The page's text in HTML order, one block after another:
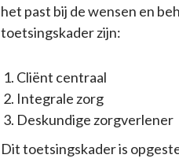
het past bij de wensen en
toetsingskader zijn:
Cliënt centraal
Integrale zorg
Deskundige zorgverlener
Dit toetsingskader is